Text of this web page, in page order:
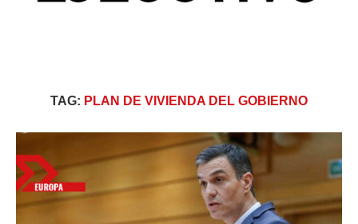
TAG: PLAN DE VIVIENDA DEL GOBIERNO